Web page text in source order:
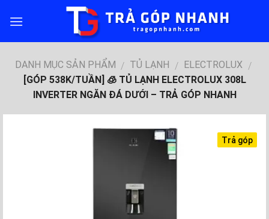
DANH MỤC SẢN PHẨM / TỦ LẠNH / ELECTROLUX /
[GÓP 538K/TUẦN] 🧊 TỦ LẠNH ELECTROLUX 308L
INVERTER NGĂN ĐÁ DƯỚI – TRẢ GÓP NHANH
Trả góp